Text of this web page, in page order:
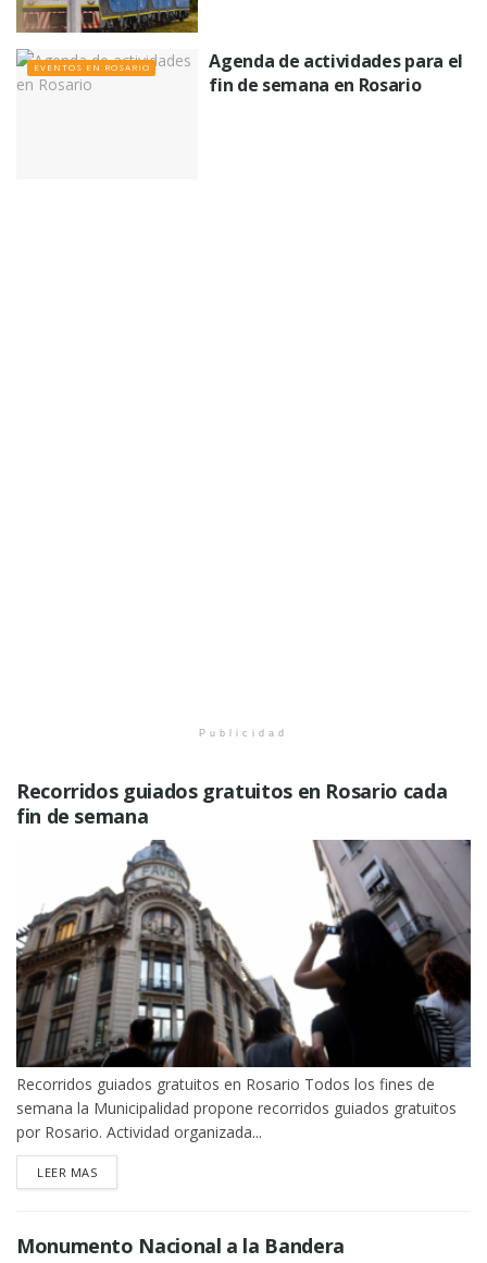
EVENTOS EN ROSARIO
Agenda de actividades para el
fin de semana en Rosario
Publicidad
Recorridos guiados gratuitos en Rosario cada
fin de semana
Recorridos guiados gratuitos en Rosario Todos los fines de
semana la Municipalidad propone recorridos guiados gratuitos
por Rosario. Actividad organizada...
LEER MASDETAILS
Monumento Nacional a la Bandera